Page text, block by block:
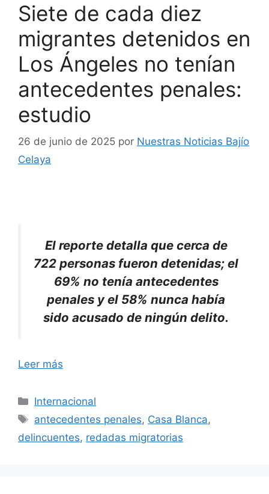
Siete de cada diez
migrantes detenidos en
Los Ángeles no tenían
antecedentes penales:
estudio
26 de junio de 2025 por Nuestras Noticias Bajío
Celaya
El reporte detalla que cerca de
722 personas fueron detenidas; el
69% no tenía antecedentes
penales y el 58% nunca había
sido acusado de ningún delito.
Leer más
Categorías
Internacional
Etiquetas
antecedentes penales, Casa Blanca,
delincuentes, redadas migratorias